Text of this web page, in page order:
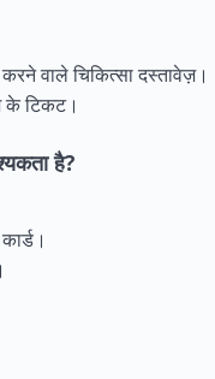
वाले चिकित्सा दस्तावेज़।
के टिकट।
है?